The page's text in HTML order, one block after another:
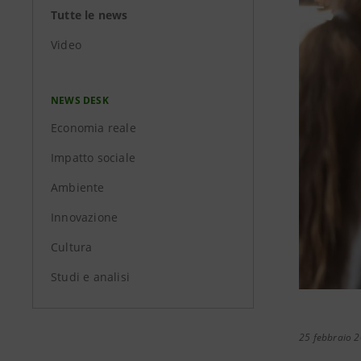
Tutte le news
Video
NEWS DESK
Economia reale
Impatto sociale
Ambiente
Innovazione
Cultura
Studi e analisi
25 febbraio